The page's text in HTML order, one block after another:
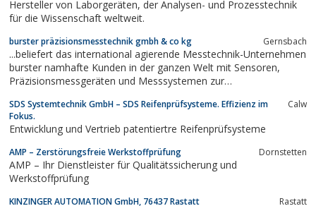
Hersteller von Laborgeräten, der Analysen- und Prozesstechnik
für die Wissenschaft weltweit.
burster präzisionsmesstechnik gmbh & co kg Gernsbach
...beliefert das international agierende Messtechnik-Unternehmen
burster namhafte Kunden in der ganzen Welt mit Sensoren,
Präzisionsmessgeräten und Messsystemen zur
SDS Systemtechnik GmbH – SDS Reifenprüfsysteme. Effizienz im
Fokus.
Calw
Entwicklung und Vertrieb patentiertre Reifenprüfsysteme
AMP – Zerstörungsfreie Werkstoffprüfung Dornstetten
AMP – Ihr Dienstleister für Qualitätssicherung und
Werkstoffprüfung
KINZINGER AUTOMATION GmbH, 76437 Rastatt Rastatt